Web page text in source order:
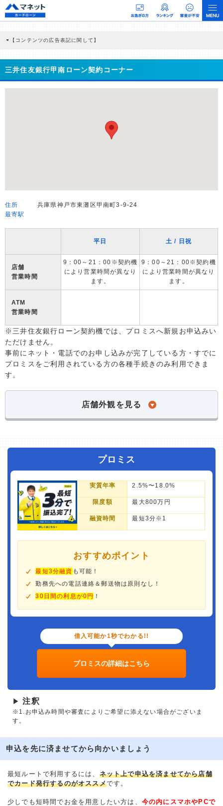
【コンテンツの広告表記に関して】
商品を根拠なくPRするものではなく、当編集部の調査／ユーザーへの口コミ収集な
どに基づき、公平性を担保した情報提供を行っています。
>提携企業一覧
三井住友銀行甲南ローン契約コーナー
住所
兵庫県神戸市東灘区甲南町3-9-24
最寄駅
平日 土 / 日祝
店舗
営業時間
9：00～21：00※契約機
により営業時間が異なり
ます。
9：00～21：00※契約機
により営業時間が異なり
ます。
ATM
営業時間
※三井住友銀行ローン契約機では、プロミスへ新規お申込みい
ただけません。
事前にネット・電話でのお申し込みが完了している方・すでに
プロミスをご利用されている方の各種手続きのみ利用できま
す。
店舗外観を見る
プロミス
実質年率 2.5%〜18.0%
限度額 最大800万円
融資時間 最短3分※1
おすすめポイント
最短3分融資 も可能！
勤務先への電話連絡＆郵送物は原則なし！
30日間の利息が0円 ！
借入可能か1秒でわかる!!
プロミスの詳細はこちら
▶ 注釈
※1.お申込み時間や審査によりご希望に添えない場合がございま
す。
申込を先に済ませてから向かいましょう
最短ルートで利用するには、 ネット上で申込を済ませてから店舗
でカード発行するのがオススメです。
少しでも短時間でお金を用意したい方は、 今の内にスマホやPCで